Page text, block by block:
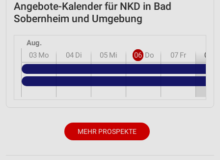
Angebote-Kalender für NKD in Bad
Sobernheim und Umgebung
Aug.
03 Mo 04 Di 05 Mi 06 Do 07 Fr 08
MEHR PROSPEKTE